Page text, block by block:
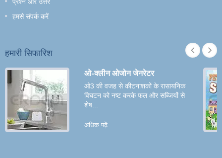
हमसे संपर्क करें
हमारी सिफारिश
ओ-क्लीन ओजोन जेनरेटर
ओ3 की वजह से कीटनाशकों के रासायनिक
विघटन को नष्ट करके फल और सब्जियों से
शेष...
अधिक पढ़ें